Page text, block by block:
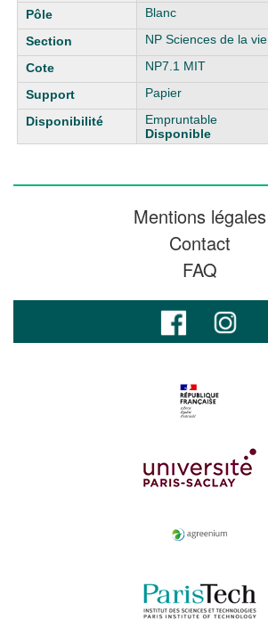
Blanc
NP Sciences de la vie
NP7.1 MIT
Papier
Empruntable
Disponible
Mentions légales
Contact
FAQ